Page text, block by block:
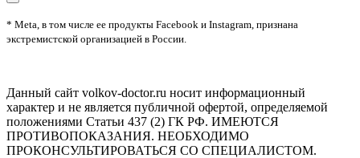
* Meta, в том числе ее продукты Facebook и Instagram, признана
экстремистской организацией в России.
Данный сайт volkov-doctor.ru носит информационный
характер и не является публичной офертой, определяемой
положениями Статьи 437 (2) ГК РФ. ИМЕЮТСЯ
ПРОТИВОПОКАЗАНИЯ. НЕОБХОДИМО
ПРОКОНСУЛЬТИРОВАТЬСЯ СО СПЕЦИАЛИСТОМ.